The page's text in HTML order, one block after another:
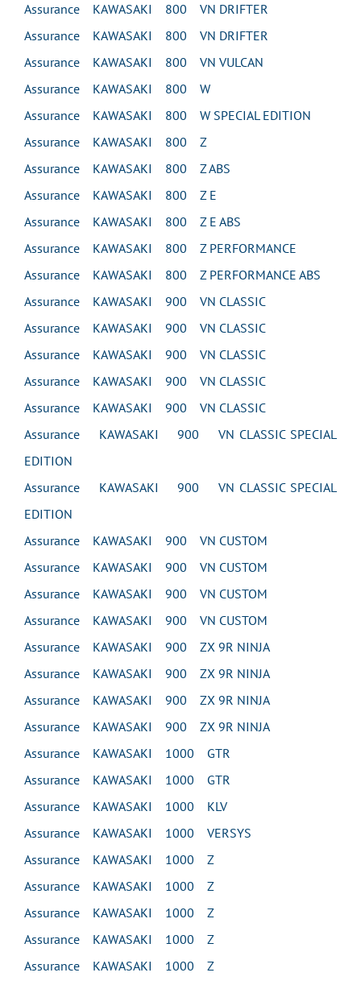
Assurance KAWASAKI 800 VN DRIFTER
Assurance KAWASAKI 800 VN DRIFTER
Assurance KAWASAKI 800 VN VULCAN
Assurance KAWASAKI 800 W
Assurance KAWASAKI 800 W SPECIAL EDITION
Assurance KAWASAKI 800 Z
Assurance KAWASAKI 800 Z ABS
Assurance KAWASAKI 800 Z E
Assurance KAWASAKI 800 Z E ABS
Assurance KAWASAKI 800 Z PERFORMANCE
Assurance KAWASAKI 800 Z PERFORMANCE ABS
Assurance KAWASAKI 900 VN CLASSIC
Assurance KAWASAKI 900 VN CLASSIC
Assurance KAWASAKI 900 VN CLASSIC
Assurance KAWASAKI 900 VN CLASSIC
Assurance KAWASAKI 900 VN CLASSIC
Assurance KAWASAKI 900 VN CLASSIC SPECIAL
EDITION
Assurance KAWASAKI 900 VN CLASSIC SPECIAL
EDITION
Assurance KAWASAKI 900 VN CUSTOM
Assurance KAWASAKI 900 VN CUSTOM
Assurance KAWASAKI 900 VN CUSTOM
Assurance KAWASAKI 900 VN CUSTOM
Assurance KAWASAKI 900 ZX 9R NINJA
Assurance KAWASAKI 900 ZX 9R NINJA
Assurance KAWASAKI 900 ZX 9R NINJA
Assurance KAWASAKI 900 ZX 9R NINJA
Assurance KAWASAKI 1000 GTR
Assurance KAWASAKI 1000 GTR
Assurance KAWASAKI 1000 KLV
Assurance KAWASAKI 1000 VERSYS
Assurance KAWASAKI 1000 Z
Assurance KAWASAKI 1000 Z
Assurance KAWASAKI 1000 Z
Assurance KAWASAKI 1000 Z
Assurance KAWASAKI 1000 Z